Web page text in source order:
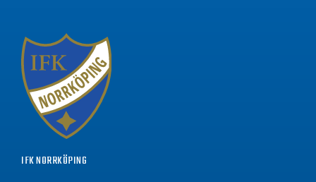
IFK NORRKÖPING